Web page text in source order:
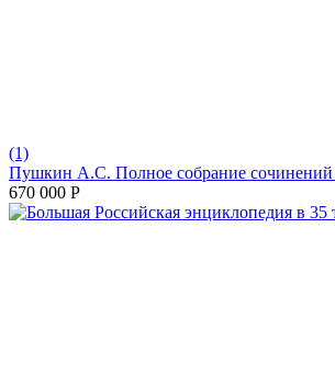
(1)
Пушкин А.С. Полное собрание сочинений
670 000 Р